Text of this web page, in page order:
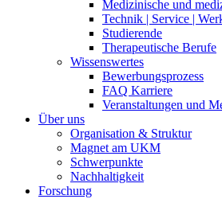
Medizinische und
Technik | Service |
Studierende
Therapeutische Berufe
Wissenswertes
Bewerbungsprozess
FAQ Karriere
Veranstaltungen und
Über uns
Organisation & Struktur
Magnet am UKM
Schwerpunkte
Nachhaltigkeit
Forschung